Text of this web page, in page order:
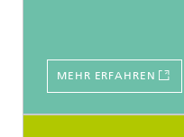
MEHR ERFAHREN